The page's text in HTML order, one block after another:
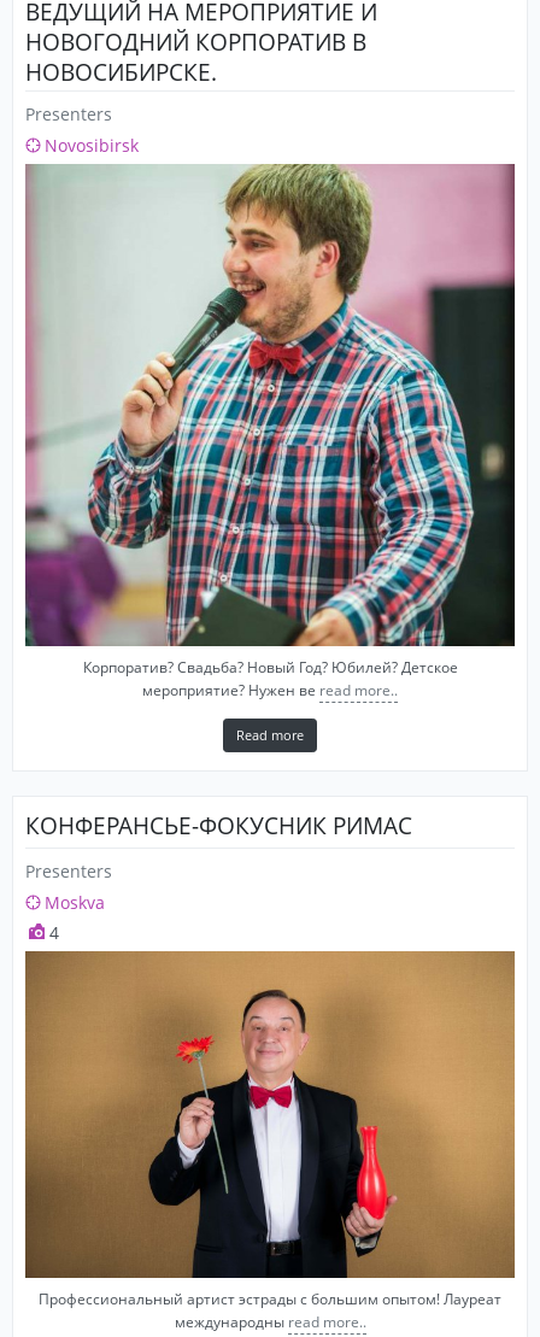
ВЕДУЩИЙ НА МЕРОПРИЯТИЕ И
НОВОГОДНИЙ КОРПОРАТИВ В
НОВОСИБИРСКЕ.
Presenters
Novosibirsk
Корпоратив? Свадьба? Новый Год? Юбилей? Детское
мероприятие? Нужен ве read more..
Read more
КОНФЕРАНСЬЕ-ФОКУСНИК РИМАС
Presenters
Moskva
4
Профессиональный артист эстрады с большим опытом! Лауреат
международны read more..